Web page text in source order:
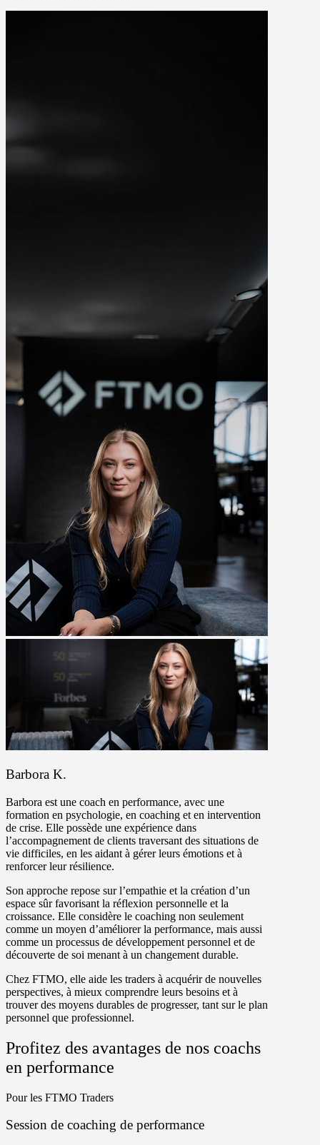
Barbora K.
Barbora est une coach en performance, avec une
formation en psychologie, en coaching et en intervention
de crise. Elle possède une expérience dans
l’accompagnement de clients traversant des situations de
vie difficiles, en les aidant à gérer leurs émotions et à
renforcer leur résilience.
Son approche repose sur l’empathie et la création d’un
espace sûr favorisant la réflexion personnelle et la
croissance. Elle considère le coaching non seulement
comme un moyen d’améliorer la performance, mais aussi
comme un processus de développement personnel et de
découverte de soi menant à un changement durable.
Chez FTMO, elle aide les traders à acquérir de nouvelles
perspectives, à mieux comprendre leurs besoins et à
trouver des moyens durables de progresser, tant sur le plan
personnel que professionnel.
Profitez des avantages de nos coachs
en performance
Pour les FTMO Traders
Session de coaching de performance